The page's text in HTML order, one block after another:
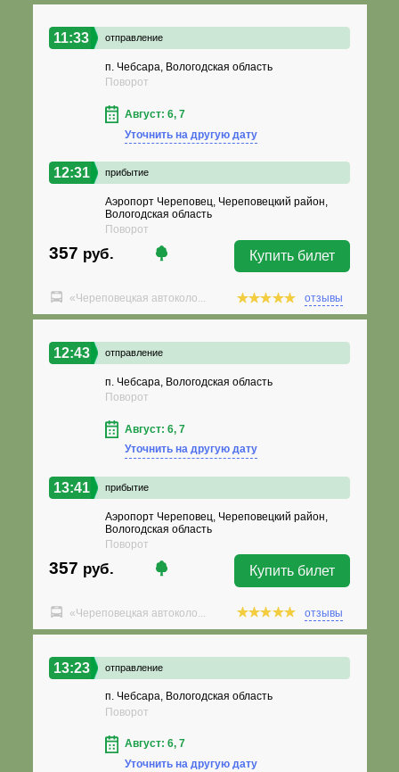
11:33 отправление
п. Чебсара, Вологодская область
Поворот
Август: 6, 7
Уточнить на другую дату
12:31 прибытие
Аэропорт Череповец, Череповецкий район,
Вологодская область
Поворот
357 руб. Купить билет
«Череповецкая автоколо... отзывы
12:43 отправление
п. Чебсара, Вологодская область
Поворот
Август: 6, 7
Уточнить на другую дату
13:41 прибытие
Аэропорт Череповец, Череповецкий район,
Вологодская область
Поворот
357 руб. Купить билет
«Череповецкая автоколо... отзывы
13:23 отправление
п. Чебсара, Вологодская область
Поворот
Август: 6, 7
Уточнить на другую дату